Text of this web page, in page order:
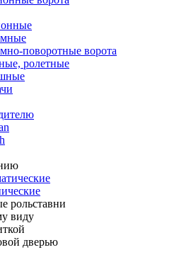
поворотные ворота
ролетные
виду
дверью